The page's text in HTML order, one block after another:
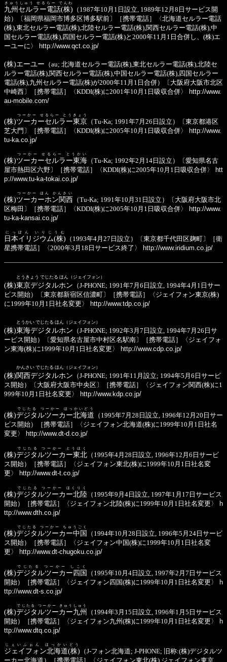
九州セルラー電話(株)
きゅうしゅう せるらー でんわ
（1987年10月1日設立, 1989年12月8日サービス開
始）〔福岡県福岡市博多区博多駅前〕［携帯電話］〈北海道セルラー電話
(株),東北セルラー電話(株),北陸セルラー電話(株),関西セルラー電話(株),中
国セルラー電話(株),四国セルラー電話(株)と2000年11月1日合併し、(株)エ
ーユーに〉
http://www.qct.co.jp/
(株)エーユー （au; 北海道セルラー電話(株),東北セルラー電話(株),北陸セ
ルラー電話(株),関西セルラー電話(株),中国セルラー電話(株),四国セルラー
電話(株),九州セルラー電話(株)が2000年11月1日合併）〔大阪府大阪市北区
中崎西〕［携帯電話］〈KDDI(株)に2001年10月1日吸収合併〉
http://www.
au-mobile.com/
(株)ツーカーセルラー東京
つーかー せるらー とうきょう
（Tu-Ka; 1991年7月26日設立）〔東京都港区
芝大門〕［携帯電話］〈KDDI(株)に2005年10月1日吸収合併〉
http://www.
tu-ka.co.jp/
(株)ツーカーセルラー東海
つーかー せるらー とうかい
（Tu-Ka; 1992年2月14日設立）〔愛知県名古
屋市熱田区六野〕［携帯電話］〈KDDI(株)に2005年10月1日吸収合併〉
htt
p://www.tu-ka-tokai.co.jp/
(株)ツーカーホン関西
つーかー ほん かんさい
（Tu-Ka; 1991年10月31日設立）〔大阪府大阪市北
区梅田〕［携帯電話］〈KDDI(株)に2005年10月1日吸収合併〉
http://www.
tu-ka-kansai.co.jp/
日本イリジウム(株)
にっぽん いりじうむ
（1993年4月27日設立）〔東京都千代田区麹町〕［衛
星携帯電話］〈2000年3月18日サービス終了〉
http://www.iridium.co.jp/
とうきょう でじたる ほん（ジェイフォン）
(株)東京デジタルホン （J-PHONE; 1991年7月6日設立, 1994年4月1日サー
ビス開始）〔東京都新宿区信濃町〕［携帯電話］〈ジェイフォン東京(株)
に1999年10月1日社名変更〉
http://www.tdp.co.jp/
とうかい でじたる ほん（ジェイフォン）
(株)東海デジタルホン （J-PHONE; 1992年3月7日設立, 1994年7月26日サ
ービス開始）〔愛知県名古屋市中村区名駅南〕［携帯電話］〈ジェイフォ
ン東海(株)に1999年10月1日社名変更〉
http://www.cdp.co.jp/
かんさい でじたる ほん（ジェイフォン）
(株)関西デジタルホン （J-PHONE; 1991年11月設立; 1994年5月6日サービ
ス開始）〔大阪府大阪市中央区〕［携帯電話］〈ジェイフォン関西(株)に1
999年10月1日社名変更〉
http://www.kdp.co.jp/
(株)デジタルツーカー北海道
でじたる つーかー ほっかいどう
（1995年7月28日設立, 1996年12月20日サー
ビス開始）［携帯電話］〈ジェイフォン北海道(株)に1999年10月1日社名
変更〉
http://www.dt-d.co.jp/
(株)デジタルツーカー東北
でじたる つーかー とうほく
（1995年4月28日設立, 1996年12月6日サービ
ス開始）［携帯電話］〈ジェイフォン東北(株)に1999年10月1日社名変
更〉
http://www.dt-t.co.jp/
(株)デジタルツーカー北陸
でじたる つーかー ほくりく
（1995年9月4日設立, 1997年1月17日サービス
開始）［携帯電話］〈ジェイフォン北陸(株)に1999年10月1日社名変更〉
h
ttp://www.dth.co.jp/
(株)デジタルツーカー中国
でじたる つーかー ちゅうごく
（1994年10月28日設立, 1996年5月24日サービ
ス開始）［携帯電話］〈ジェイフォン中国(株)に1999年10月1日社名変
更〉
http://www.dt-chugoku.co.jp/
(株)デジタルツーカー四国
でじたる つーかー しこく
（1995年10月4日設立, 1997年2月7日サービス
開始）［携帯電話］〈ジェイフォン四国(株)に1999年10月1日社名変更〉
h
ttp://www.dt-s.co.jp/
(株)デジタルツーカー九州
でじたる つーかー きゅうしゅう
（1994年3月15日設立, 1996年1月5日サービス
開始）［携帯電話］〈ジェイフォン九州(株)に1999年10月1日社名変更〉
h
ttp://www.dtq.co.jp/
ジェイフォン北海道(株)
じぇいふぉん ほっかいどう
（J-フォン北海道; J-PHONE; 旧称:(株)デジタルツ
ーカー北海道）［携帯電話］〈ジェイフォン東北(株),ジェイフォン東京